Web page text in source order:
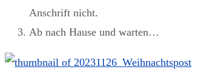
Anschrift nicht.
Ab nach Hause und warten…